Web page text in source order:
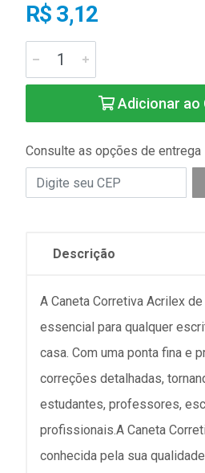
R$ 3,12
Adicionar ao
Consulte as opções de entrega
Descrição
A Caneta Corretiva Acrilex
essencial para qualquer
casa. Com uma ponta fina e
correções detalhadas,
estudantes, professores,
profissionais.A Caneta
conhecida pela sua